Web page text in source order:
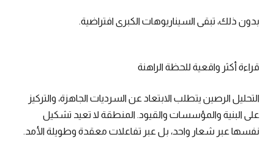
بدون ذلك، تبقى السيناريوهات الكبرى افتراضية.
قراءة أكثر واقعية للحظة الراهنة
التحليل الرصين يتطلب الابتعاد عن السرديات الجاهزة، والتركيز
على البنية والمؤسسات والقيود. المنطقة لا تعيد تشكيل
نفسها عبر شعار واحد، بل عبر تفاعلات معقدة وطويلة الأمد.